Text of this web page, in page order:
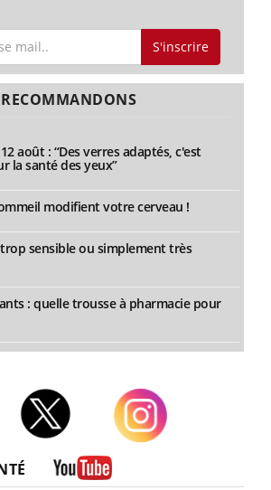
S'inscrire
août : “Des verres adaptés, c'est
la santé des yeux”
modifient votre cerveau !
sensible ou simplement très
: quelle trousse à pharmacie pour